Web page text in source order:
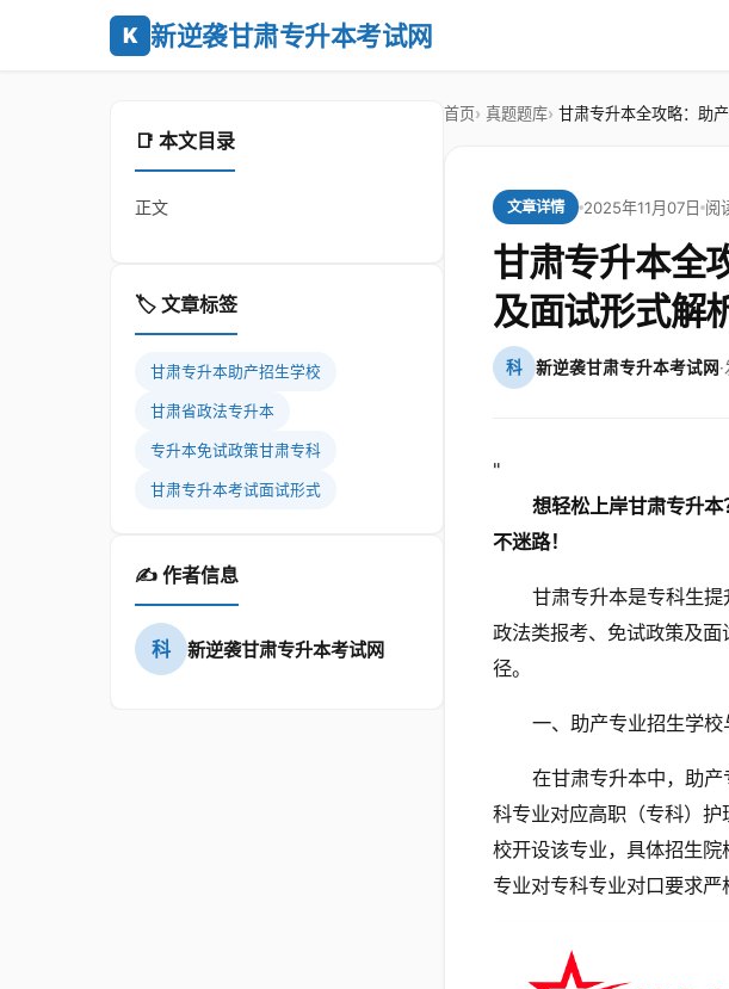
K 新逆袭甘肃专升本考试网
📑 本文目录
正文
🏷️ 文章标签
甘肃专升本助产招生学校
甘肃省政法专升本
专升本免试政策甘肃专科
甘肃专升本考试面试形式
✍️ 作者信息
科 新逆袭甘肃专升本考试网
首页 真题题库 甘肃专升本全攻略：助
文章详情 2025年11月07日 阅
甘肃专升本全
及面试形式解
科 新逆袭甘肃专升本考试网·
"
想轻松上岸甘肃专升
不迷路！
甘肃专升本是专科生提
政法类报考、免试政策及
径。
一、助产专业招生学校
在甘肃专升本中，助
科专业对应高职（专科）
校开设该专业，具体招生
专业对专科专业对口要求严